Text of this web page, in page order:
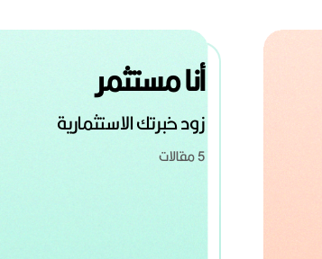
أنا مستثمر
زود خبرتك الاستثمارية
5 مقالات